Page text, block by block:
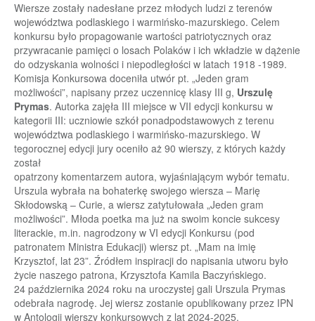
Wiersze zostały nadesłane przez młodych ludzi z terenów
województwa podlaskiego i warmińsko-mazurskiego. Celem
konkursu było propagowanie wartości patriotycznych oraz
przywracanie pamięci o losach Polaków i ich wkładzie w dążenie
do odzyskania wolności i niepodległości w latach 1918 -1989.
Komisja Konkursowa doceniła utwór pt. „Jeden gram
możliwości”, napisany przez uczennicę klasy III g, Urszulę
Prymas. Autorka zajęła III miejsce w VII edycji konkursu w
kategorii III: uczniowie szkół ponadpodstawowych z terenu
województwa podlaskiego i warmińsko-mazurskiego. W
tegorocznej edycji jury oceniło aż 90 wierszy, z których każdy
został
opatrzony komentarzem autora, wyjaśniającym wybór tematu.
Urszula wybrała na bohaterkę swojego wiersza – Marię
Skłodowską – Curie, a wiersz zatytułowała „Jeden gram
możliwości”. Młoda poetka ma już na swoim koncie sukcesy
literackie, m.in. nagrodzony w VI edycji Konkursu (pod
patronatem Ministra Edukacji) wiersz pt. „Mam na imię
Krzysztof, lat 23”. Źródłem inspiracji do napisania utworu było
życie naszego patrona, Krzysztofa Kamila Baczyńskiego.
24 października 2024 roku na uroczystej gali Urszula Prymas
odebrała nagrodę. Jej wiersz zostanie opublikowany przez IPN
w Antologii wierszy konkursowych z lat 2024-2025.